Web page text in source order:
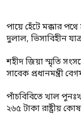
পায়ে হেঁটে মক্কার
দুলাল, ভিসাবিহীন
শহীদ জিয়া স্মৃতি
সাবেক প্রধানমন্ত্রী
পাঁচবিবিতে খাল
২৬৫ টাকা রাষ্ট্রীয়